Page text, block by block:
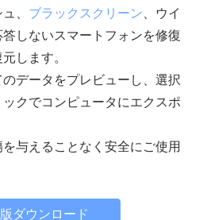
、 ブラックスクリーン、ウイ
しないスマートフォンを修復
します。
データをプレビューし、選択
クでコンピュータにエクスポ
与えることなく安全にご使用
ダウンロード